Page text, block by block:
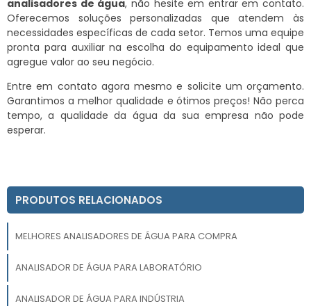
analisadores de água, não hesite em entrar em contato.
Oferecemos soluções personalizadas que atendem às
necessidades específicas de cada setor. Temos uma equipe
pronta para auxiliar na escolha do equipamento ideal que
agregue valor ao seu negócio.
Entre em contato agora mesmo e solicite um orçamento.
Garantimos a melhor qualidade e ótimos preços! Não perca
tempo, a qualidade da água da sua empresa não pode
esperar.
PRODUTOS RELACIONADOS
MELHORES ANALISADORES DE ÁGUA PARA COMPRA
ANALISADOR DE ÁGUA PARA LABORATÓRIO
ANALISADOR DE ÁGUA PARA INDÚSTRIA